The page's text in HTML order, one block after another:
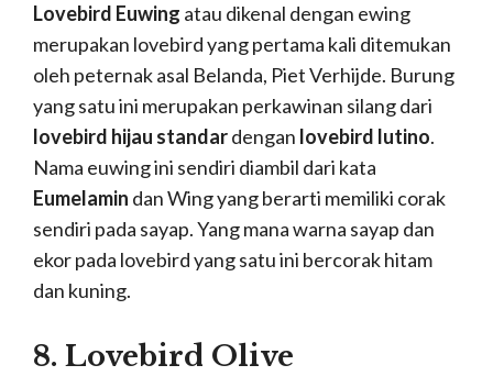
Lovebird Euwing atau dikenal dengan ewing
merupakan lovebird yang pertama kali ditemukan
oleh peternak asal Belanda, Piet Verhijde. Burung
yang satu ini merupakan perkawinan silang dari
lovebird hijau standardengan lovebird lutino.
Nama euwing ini sendiri diambil dari kata
Eumelamin dan Wing yang berarti memiliki corak
sendiri pada sayap. Yang mana warna sayap dan
ekor pada lovebird yang satu ini bercorak hitam
dan kuning.
8. Lovebird Olive